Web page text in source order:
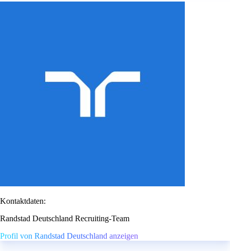
Kontaktdaten:
Randstad Deutschland Recruiting-Team
Profil von Randstad Deutschland anzeigen